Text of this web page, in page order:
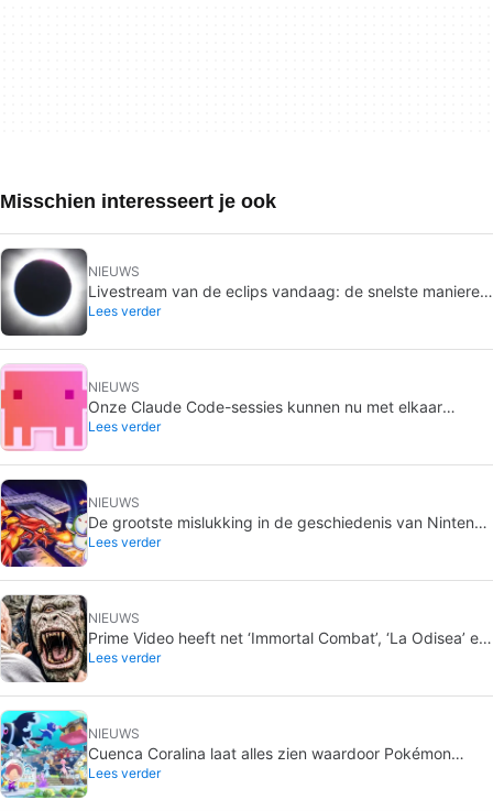
Misschien interesseert je ook
NIEUWS
Livestream van de eclips vandaag: de snelste manieren
om gratis online te kijken
Lees verder
NIEUWS
Onze Claude Code-sessies kunnen nu met elkaar
praten, en dit verandert alles
Lees verder
NIEUWS
De grootste mislukking in de geschiedenis van Nintendo
heeft een nieuwe release gekregen en is de beste
Lees verder
NIEUWS
Prime Video heeft net ‘Immortal Combat’, ‘La Odisea’ en
‘Master del universo’ uitgebracht. Hebben deze knullige
Lees verder
NIEUWS
Cuenca Coralina laat alles zien waardoor Pokémon
Pokopia een succes is geworden
Lees verder